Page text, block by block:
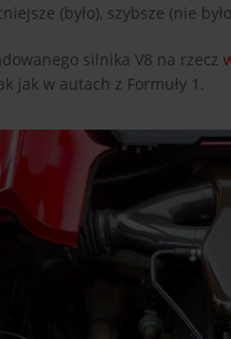
(było), szybsze (nie
silnika V8 na rzecz
jak w autach z Formuły 1.